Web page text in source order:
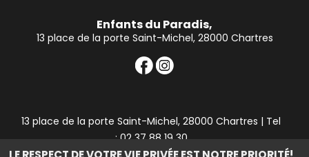
Enfants du Paradis,
13 place de la porte Saint-Michel, 28000 Chartres
13 place de la porte Saint-Michel, 28000 Chartres | Tel
: 02 37 88 19 30